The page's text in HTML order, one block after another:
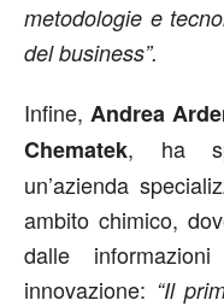
metodologie e
del business”.
Infine, Andrea
Chematek, ha
un’azienda
ambito chimico,
dalle
innovazione: “Il